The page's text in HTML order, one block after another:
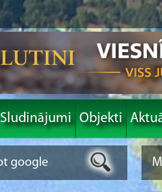
Sludinājumi Objekti